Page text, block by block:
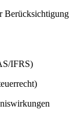
Berücksichtigung
IFRS)